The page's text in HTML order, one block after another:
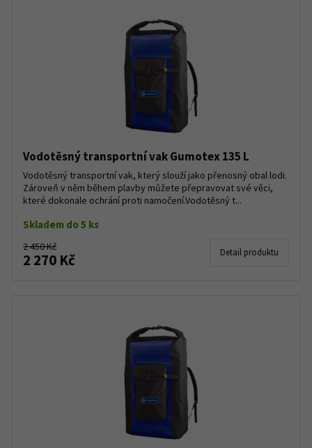
Vodotěsný transportní vak Gumotex 135 L
Vodotěsný transportní vak, který slouží jako přenosný obal lodi.
Zároveň v něm během plavby můžete přepravovat své věci,
které dokonale ochrání proti namočení.Vodotěsný t...
Skladem do 5 ks
2 450 Kč
2 270 Kč Detail produktu